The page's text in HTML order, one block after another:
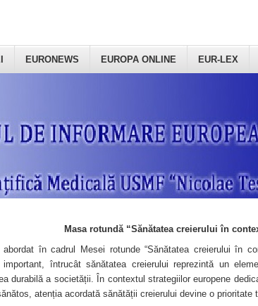
EURONEWS EUROPA ONLINE EUR-LEX
Masa rotundă “Sănătatea creierului în
abordat în cadrul Mesei rotunde “Sănătatea creierului în
întrucât sănătatea creierului reprezintă un
durabilă a societății. În contextul strategiilor europene
atenția acordată sănătății creierului devine o prioritate